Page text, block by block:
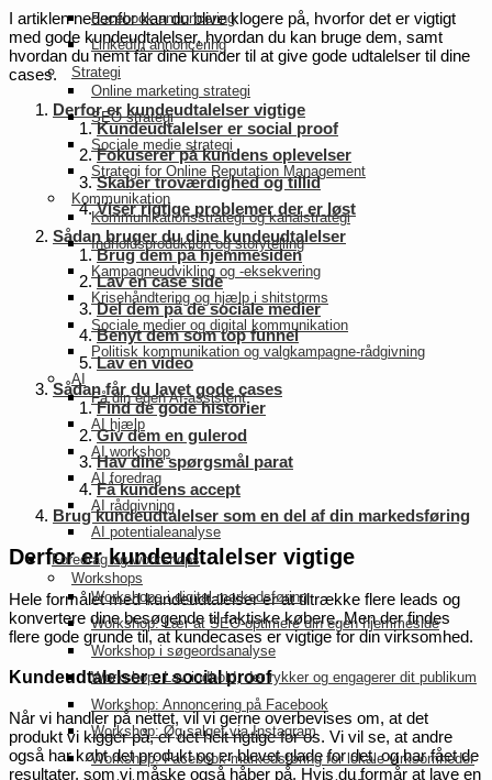
Facebook annoncering
LinkedIn annoncering
Strategi
Online marketing strategi
SEO strategi
Sociale medie strategi
Strategi for Online Reputation Management
Kommunikation
Kommunikationsstrategi og kanalstrategi
Indholdsproduktion og storytelling
Kampagneudvikling og -eksekvering
Krisehåndtering og hjælp i shitstorms
Sociale medier og digital kommunikation
Politisk kommunikation og valgkampagne-rådgivning
AI
Få din egen AI-assistent
AI hjælp
AI workshop
AI foredrag
AI rådgivning
AI potentialeanalyse
Foredrag og workshops
Workshops
Workshops i digital markedsføring
Workshop: Lær at SEO-optimere din egen hjemmeside
Workshop i søgeordsanalyse
Workshop: Lav indhold, der rykker og engagerer dit publikum
Workshop: Annoncering på Facebook
Workshop: Øg salget via Instagram
Workshop: Facebook-markedsføring for lokale virksomheder
I artiklen nedenfor kan du blive klogere på, hvorfor det er vigtigt
med gode kundeudtalelser, hvordan du kan bruge dem, samt
hvordan du nemt får dine kunder til at give gode udtalelser til dine
cases.
Derfor er kundeudtalelser vigtige
Kundeudtalelser er social proof
Fokuserer på kundens oplevelser
Skaber troværdighed og tillid
Viser rigtige problemer der er løst
Sådan bruger du dine kundeudtalelser
Brug dem på hjemmesiden
Lav en case side
Del dem på de sociale medier
Benyt dem som top funnel
Lav en video
Sådan får du lavet gode cases
Find de gode historier
Giv dem en gulerod
Hav dine spørgsmål parat
Få kundens accept
Brug kundeudtalelser som en del af din markedsføring
Derfor er kundeudtalelser vigtige
Hele formålet med kundeudtalelser er at tiltrække flere leads og
konvertere dine besøgende til faktiske købere. Men der findes
flere gode grunde til, at kundecases er vigtige for din virksomhed.
Kundeudtalelser er social proof
Når vi handler på nettet, vil vi gerne overbevises om, at det
produkt vi kigger på, er det helt rigtige for os. Vi vil se, at andre
også har købt det produkt og er blevet glade for det, og har fået de
resultater, som vi måske også håber på. Hvis du formår at lave en